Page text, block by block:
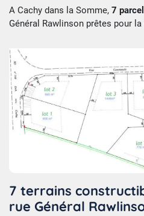
A Cachy dans la Somme, 7
Général Rawlinson prêtes pour
7 terrains
rue Général